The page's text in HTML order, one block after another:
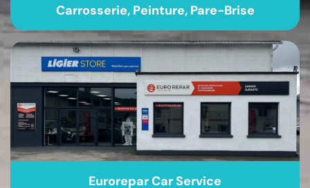
Carrosserie, Peinture, Pare-Brise
Eurorepar Car Service